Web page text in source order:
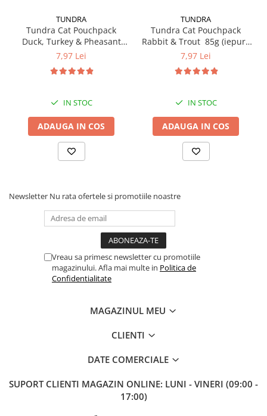
TUNDRA
Tundra Cat Pouchpack
Duck, Turkey & Pheasant
85g (rata, curcan & fazan)
7,97 Lei
IN STOC
ADAUGA IN COS
TUNDRA
Tundra Cat Pouchpack
Rabbit & Trout 85g (iepure
& pastrav) Hrana Umeda
7,97 Lei
IN STOC
ADAUGA IN COS
Newsletter Nu rata ofertele si promotiile noastre
Vreau sa primesc newsletter cu promotiile
magazinului. Afla mai multe in Politica de
Confidentialitate
MAGAZINUL MEU
CLIENTI
DATE COMERCIALE
SUPORT CLIENTI MAGAZIN ONLINE: LUNI - VINERI (09:00 -
17:00)